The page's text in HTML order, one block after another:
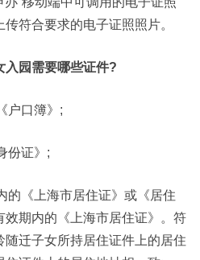
符合要求的电子证照照片。
园需要哪些证件?
口簿》;
证》;
《上海市居住证》或《居住
期内的《上海市居住证》。符
迁子女所持居住证件上的居住